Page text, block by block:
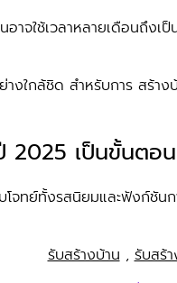
นอาจใช้เวลาหลายเดือน
งใกล้ชิด สำหรับการ สร้
2025 เป็นขั้นต
จทย์ทั้งรสนิยมและฟังก์ชั
รับสร้างบ้าน , รับสร้